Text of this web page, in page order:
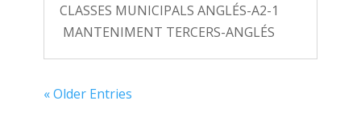
CLASSES MUNICIPALS ANGLÉS-A2-1
MANTENIMENT TERCERS-ANGLÉS
« Older Entries